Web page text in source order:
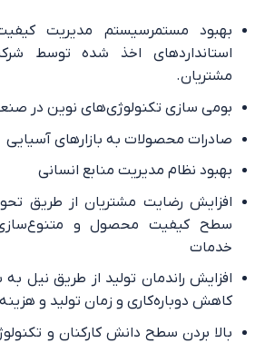
بهبود مستمرسیستم مدیریت
استانداردهای اخذ شده توسط
مشتریان.
بومی سازی تکنولوژی‌های نوین در
صادرات محصولات به بازارهای آسیایی
بهبود نظام مدیریت منابع انسانی
افزایش رضایت مشتریان از طریق
سطح کیفیت محصول و
خدمات
افزایش راندمان تولید از طریق
کاهش دوباره‌کاری و زمان تولید و
بالا بردن سطح دانش کارکنان و